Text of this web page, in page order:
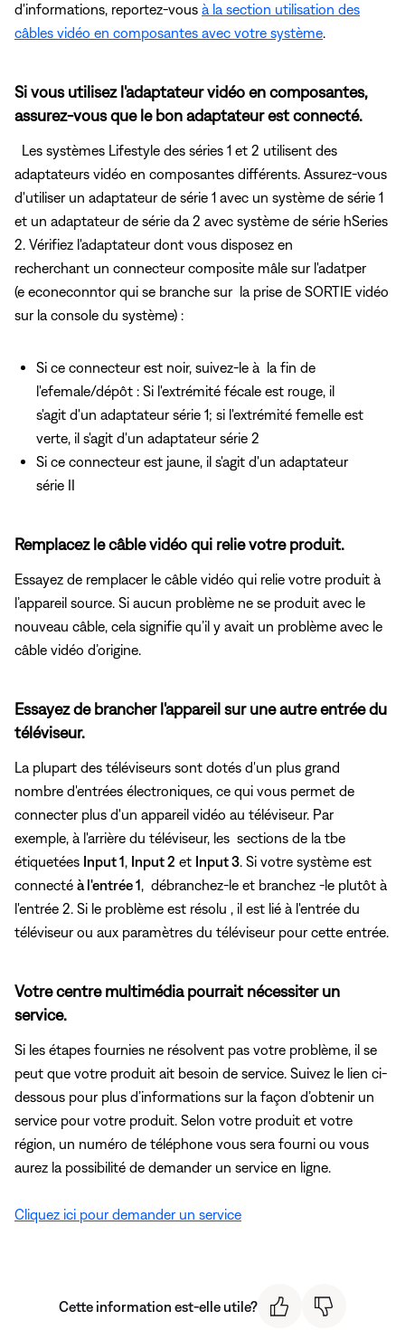
d'informations, reportez-vous à la section utilisation des
câbles vidéo en composantes avec votre système.
Si vous utilisez l'adaptateur vidéo en composantes,
assurez-vous que le bon adaptateur est connecté.
Les systèmes Lifestyle des séries 1 et 2 utilisent des
adaptateurs vidéo en composantes différents. Assurez-vous
d'utiliser un adaptateur de série 1 avec un système de série 1
et un adaptateur de série da 2 avec système de série hSeries
2. Vérifiez l'adaptateur dont vous disposez en
recherchant un connecteur composite mâle sur l'adatper
(e econeconntor qui se branche sur la prise de SORTIE vidéo
sur la console du système) :
Si ce connecteur est noir, suivez-le à la fin de
l'efemale/dépôt : Si l'extrémité fécale est rouge, il
s'agit d'un adaptateur série 1; si l'extrémité femelle est
verte, il s'agit d'un adaptateur série 2
Si ce connecteur est jaune, il s'agit d'un adaptateur
série II
Remplacez le câble vidéo qui relie votre produit.
Essayez de remplacer le câble vidéo qui relie votre produit à
l’appareil source. Si aucun problème ne se produit avec le
nouveau câble, cela signifie qu’il y avait un problème avec le
câble vidéo d’origine.
Essayez de brancher l'appareil sur une autre entrée du
téléviseur.
La plupart des téléviseurs sont dotés d'un plus grand
nombre d'entrées électroniques, ce qui vous permet de
connecter plus d'un appareil vidéo au téléviseur. Par
exemple, à l'arrière du téléviseur, les sections de la tbe
étiquetées Input 1 , Input 2 et Input 3. Si votre système est
connecté à l'entrée 1 , débranchez-le et branchez -le plutôt à
l'entrée 2. Si le problème est résolu , il est lié à l'entrée du
téléviseur ou aux paramètres du téléviseur pour cette entrée.
Votre centre multimédia pourrait nécessiter un
service.
Si les étapes fournies ne résolvent pas votre problème, il se
peut que votre produit ait besoin de service. Suivez le lien ci-
dessous pour plus d’informations sur la façon d’obtenir un
service pour votre produit. Selon votre produit et votre
région, un numéro de téléphone vous sera fourni ou vous
aurez la possibilité de demander un service en ligne.
Cliquez ici pour demander un service
Cette information est-elle utile?